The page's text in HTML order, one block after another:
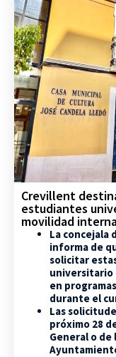
Crevillent
estudiantes
movilidad
La concejala
informa de
solicitar
universitario
en
durante el
Las
próximo 28
General o de